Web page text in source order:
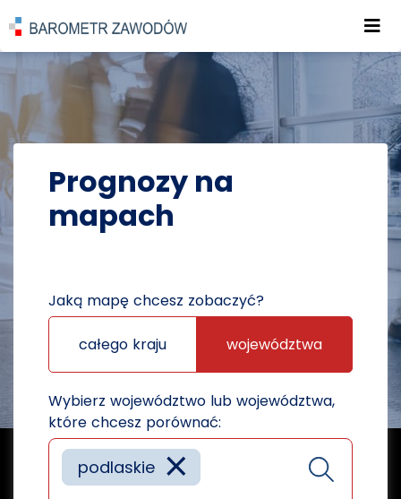
POWRÓT DO STRONY GŁÓWNEJ
PROGNOZY PROGNOZY NA MAPACH
Prognozy na
mapach
Jaką mapę chcesz zobaczyć?
całego kraju województwa
Wybierz województwo lub województwa,
które chcesz porównać:
×
podlaskie